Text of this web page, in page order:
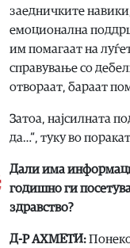
заедничките
емоционална
им помагаат на
справување со
отвораат, бараат
Затоа, најсилната
да…“, туку во
Дали има
годишно ги
здравство?
Д-Р АХМЕТИ: